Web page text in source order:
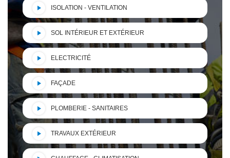
ISOLATION - VENTILATION
SOL INTÉRIEUR ET EXTÉRIEUR
ELECTRICITÉ
FAÇADE
PLOMBERIE - SANITAIRES
TRAVAUX EXTÉRIEUR